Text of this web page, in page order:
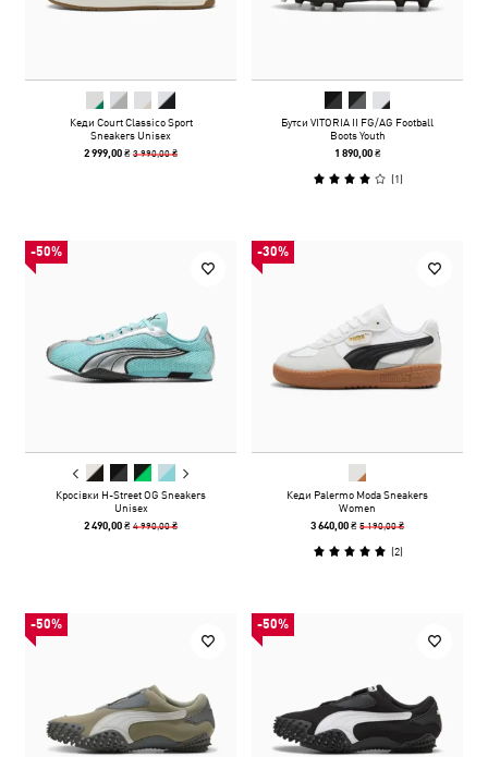
Кеди Court Classico Sport
Sneakers Unisex
2 999,00 ₴3 990,00 ₴
Бутси VITORIA II FG/AG Football
Boots Youth
1 890,00 ₴
(1)
-50%
Кросівки H-Street OG Sneakers
Unisex
2 490,00 ₴4 990,00 ₴
-30%
Кеди Palermo Moda Sneakers
Women
3 640,00 ₴5 190,00 ₴
(2)
-50% -50%